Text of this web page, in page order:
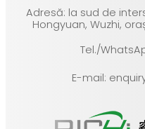
Adresă: la sud de
Hongyuan, Wuzhi,
Tel./
E-mail: